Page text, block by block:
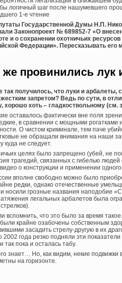
логичный шаг после нашумевшего
1-е чтение
Государственной Думы Н.П.
Законопроект № 689852-7 «О
и о сохранении охотничьих
Федерации». Пересказывать
провинились лук
получилось, что луки и
запретом? Ведь по сути, в
хорошо хоть – гладкоствольному
оставалось фактически вне поля
в сравнении с мощными рогатками
О чистом криминале, тем паче
не обращали внимания на наши
куда не следует.
целях было запрещено (убей, не
трагедий, связанных с гибелью
о конструкции и применении одного
вполне свободно можно было
редки, однако отечественные
носили грозные названия наподобие
легальных арбалетов была
вспомнить, что это было за время
крайне озабочены собственным
засадить стрелу-другую в их
2002 года резко подняли эти
так пока и осталась табу.
знает… Но, как видим, некие
на горизонте.